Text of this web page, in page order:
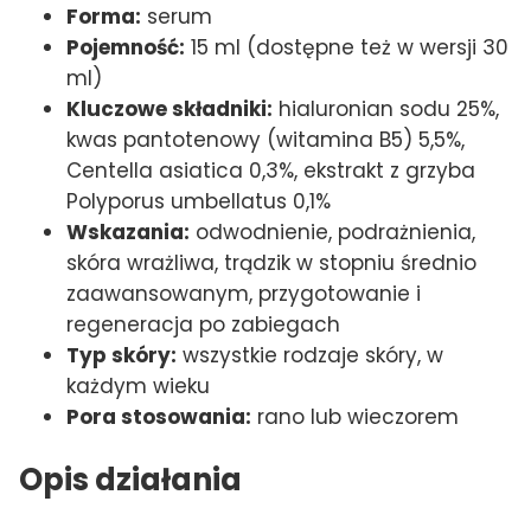
Forma: serum
Pojemność: 15 ml (dostępne też w wersji 30
ml)
Kluczowe składniki: hialuronian sodu 25%,
kwas pantotenowy (witamina B5) 5,5%,
Centella asiatica 0,3%, ekstrakt z grzyba
Polyporus umbellatus 0,1%
Wskazania: odwodnienie, podrażnienia,
skóra wrażliwa, trądzik w stopniu średnio
zaawansowanym, przygotowanie i
regeneracja po zabiegach
Typ skóry: wszystkie rodzaje skóry, w
każdym wieku
Pora stosowania: rano lub wieczorem
Opis działania